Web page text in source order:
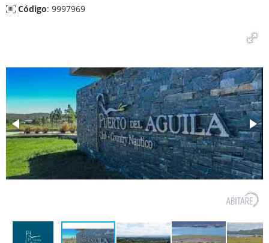
Código: 9997969